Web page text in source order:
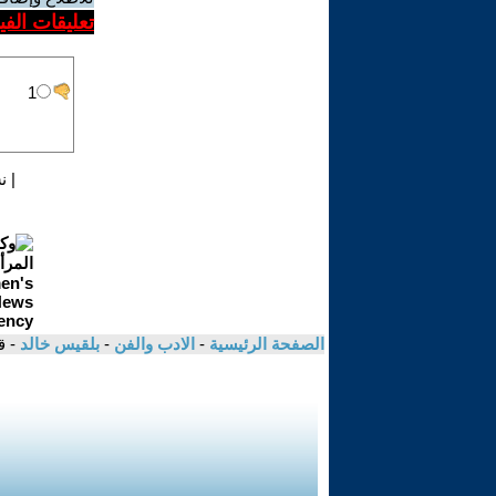
تعليقات
|
الصفحة الرئيسية - الادب والفن - بلقيس خالد -